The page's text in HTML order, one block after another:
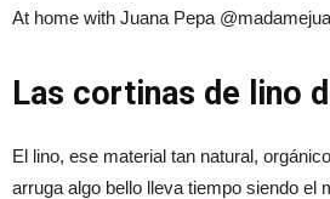
At home with Juana Pepa
Las cortinas de lino
El lino, ese material tan natural,
arruga algo bello lleva tiempo siendo el